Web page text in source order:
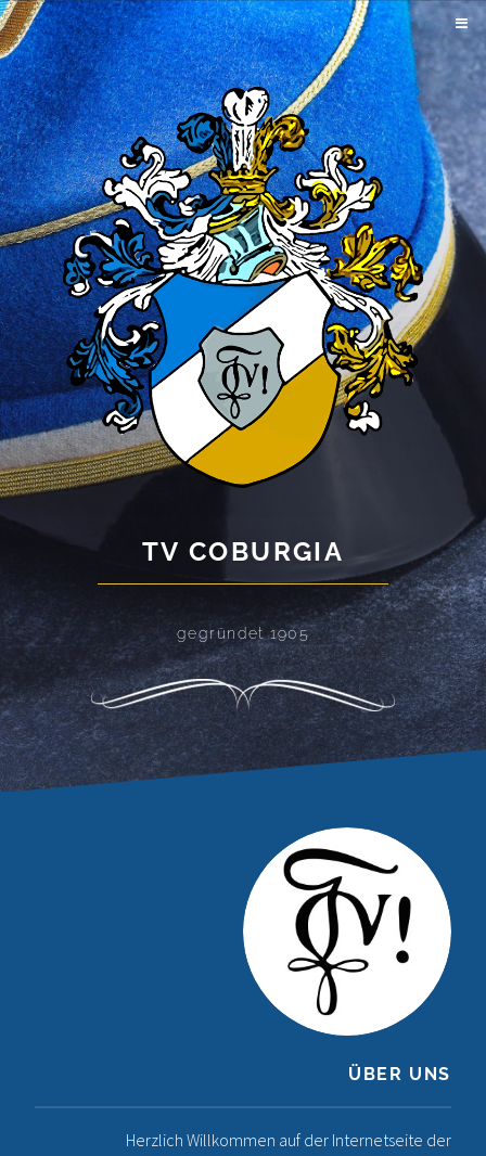
TV COBURGIA
gegründet 1905
ÜBER UNS
Herzlich Willkommen auf der Internetseite der